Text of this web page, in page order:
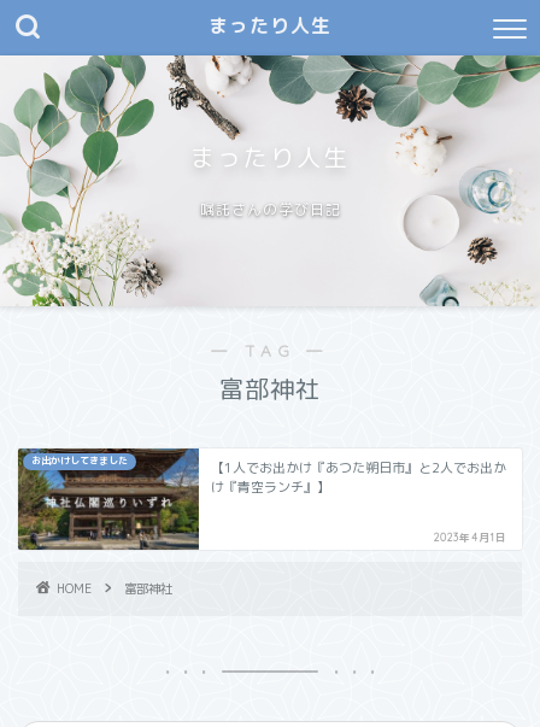
まったり人生
まったり人生
嘱託さんの学び日記
― TAG ―
富部神社
お出かけしてきました
【1人でお出かけ『あつた朔日市』と2人でお出か
け『青空ランチ』】
2023年4月1日
HOME 富部神社